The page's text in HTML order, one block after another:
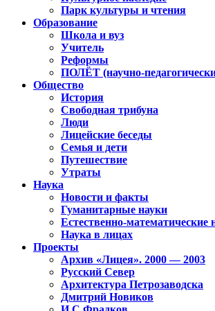
Парк культуры и чтения
Образование
Школа и вуз
Учитель
Реформы
ПОЛЁТ (научно-
Общество
История
Свободная трибуна
Люди
Лицейские беседы
Семья и дети
Путешествие
Утраты
Наука
Новости и факты
Гуманитарные науки
Естественно-математические
Наука в лицах
Проекты
Архив «Лицея». 2000 — 2003
Русский Север
Архитектура Петрозаводска
Дмитрий Новиков